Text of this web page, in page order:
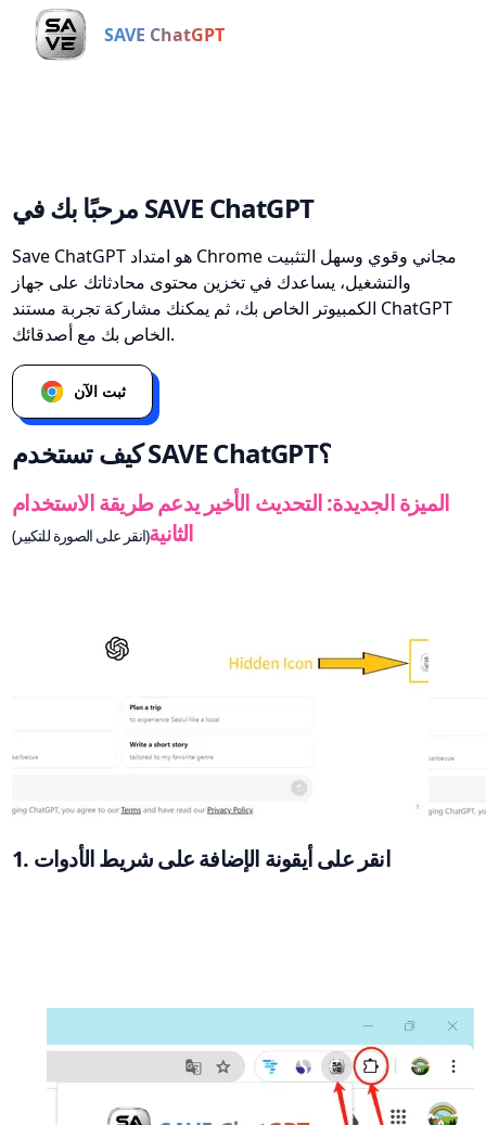
SAVE ChatGPT
مرحبًا بك في SAVE ChatGPT
Save ChatGPT هو امتداد Chrome مجاني وقوي وسهل التثبيت
والتشغيل، يساعدك في تخزين محتوى محادثاتك على جهاز
الكمبيوتر الخاص بك، ثم يمكنك مشاركة تجربة مستند ChatGPT
الخاص بك مع أصدقائك.
ثبت الآن
كيف تستخدم SAVE ChatGPT؟
الميزة الجديدة: التحديث الأخير يدعم طريقة الاستخدام
الثانية(انقر على الصورة للتكبير)
1. انقر على أيقونة الإضافة على شريط الأدوات